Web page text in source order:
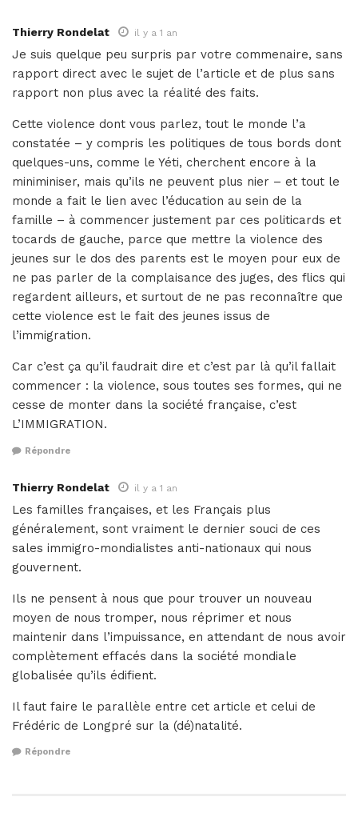
Thierry Rondelat il y a 1 an
Je suis quelque peu surpris par votre commenaire, sans
rapport direct avec le sujet de l’article et de plus sans
rapport non plus avec la réalité des faits.
Cette violence dont vous parlez, tout le monde l’a
constatée – y compris les politiques de tous bords dont
quelques-uns, comme le Yéti, cherchent encore à la
miniminiser, mais qu’ils ne peuvent plus nier – et tout le
monde a fait le lien avec l’éducation au sein de la
famille – à commencer justement par ces politicards et
tocards de gauche, parce que mettre la violence des
jeunes sur le dos des parents est le moyen pour eux de
ne pas parler de la complaisance des juges, des flics qui
regardent ailleurs, et surtout de ne pas reconnaître que
cette violence est le fait des jeunes issus de
l’immigration.
Car c’est ça qu’il faudrait dire et c’est par là qu’il fallait
commencer : la violence, sous toutes ses formes, qui ne
cesse de monter dans la société française, c’est
L’IMMIGRATION.
Répondre
Thierry Rondelat il y a 1 an
Les familles françaises, et les Français plus
généralement, sont vraiment le dernier souci de ces
sales immigro-mondialistes anti-nationaux qui nous
gouvernent.
Ils ne pensent à nous que pour trouver un nouveau
moyen de nous tromper, nous réprimer et nous
maintenir dans l’impuissance, en attendant de nous avoir
complètement effacés dans la société mondiale
globalisée qu’ils édifient.
Il faut faire le parallèle entre cet article et celui de
Frédéric de Longpré sur la (dé)natalité.
Répondre